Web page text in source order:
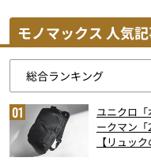
モノマックス 人気
ユニクロ
ークマン
【リュッ